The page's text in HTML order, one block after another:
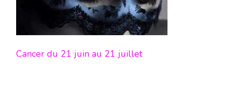
Cancer du 21 juin au 21 juillet